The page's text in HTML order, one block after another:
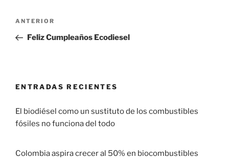
ANTERIOR
Feliz Cumpleaños Ecodiesel
ENTRADAS RECIENTES
El biodiésel como un sustituto de los combustibles
fósiles no funciona del todo
Colombia aspira crecer al 50% en biocombustibles